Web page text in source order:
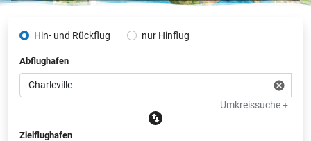
Hin- und Rückflug nur Hinflug
Abflughafen
Umkreissuche +
Zielflughafen